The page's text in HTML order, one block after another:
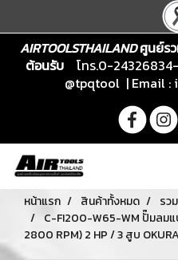
AIRTOOLSTHAILANDศูนย์รว
ต้อนรับ
โทร.0-
@tpqtool | Email :
หน้าแรก สินค้าทั้งหมด
รว
C-FI200-W65-WM ปั๊มลม
2800 RPM) 2 HP / 3 สูบ